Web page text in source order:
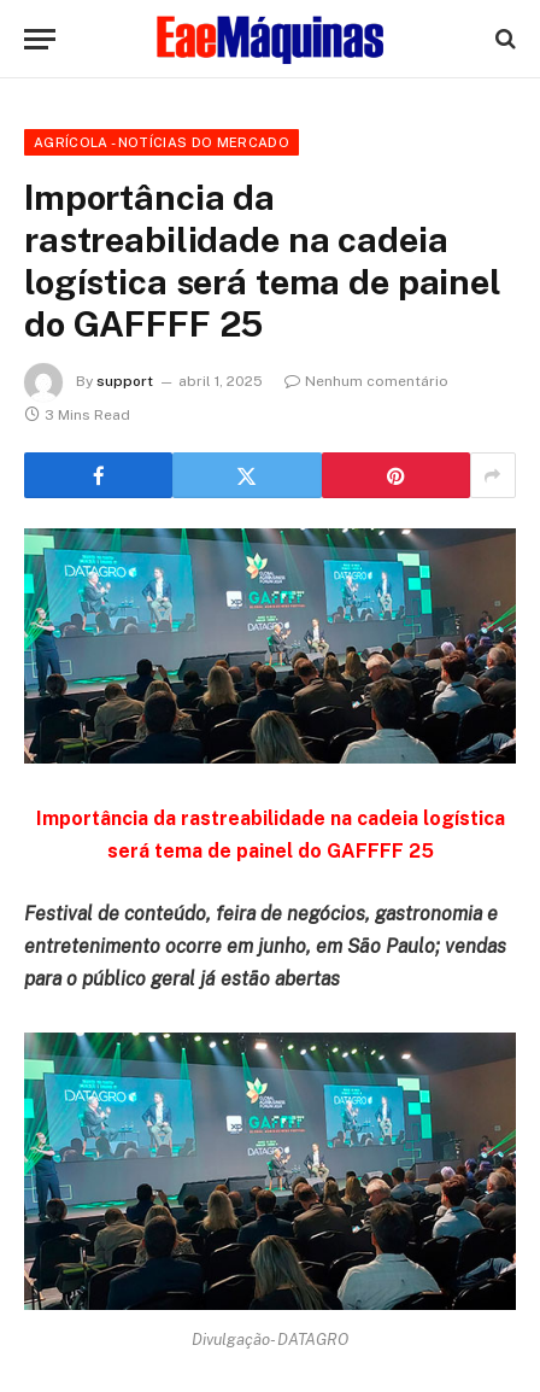
AGRÍCOLA - NOTÍCIAS DO MERCADO
Importância da
rastreabilidade na cadeia
logística será tema de painel
do GAFFFF 25
By support abril 1, 2025
Nenhum comentário
3 Mins Read
Importância da rastreabilidade na cadeia logística
será tema de painel do GAFFFF 25
Festival de conteúdo, feira de negócios, gastronomia e
entretenimento ocorre em junho, em São Paulo; vendas
para o público geral já estão abertas
Divulgação- DATAGRO